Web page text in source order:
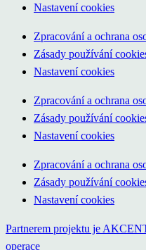
Nastavení cookies
Zpracování a ochrana
Zásady používání
Nastavení cookies
Zpracování a ochrana
Zásady používání
Nastavení cookies
Zpracování a ochrana
Zásady používání
Nastavení cookies
Partnerem projektu je
operace